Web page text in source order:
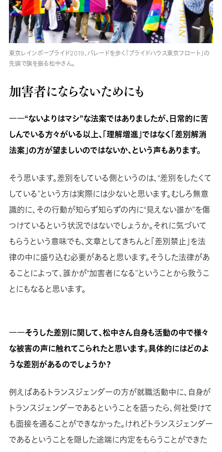
東京レインボープライド2019、パレードを歩く「プライドハウス東京フロート」の
先頭で旗を振る松中さん。
加害者にならないためにも
――“ないよりはマシ”な法案ではありましたが、日常的に苦
しんでいる方々がいる以上、「理解増進」ではなく「差別解消
法案」の方が望ましいのではないか、という声もあります。
そう思います。差別をしている側というのは、“差別をしたくて
している”という方は実際には少ないと思います。むしろ無意
識的に、その行動が知らず知らずの内に“見えない誰か”を傷
つけているという状況ではないでしょうか。それに気づいて
もらうという意味でも、文章としてきちんと「差別禁止」を法
律の中に盛り込む必要があると思います。そうした法律があ
ることによって、誰かが“加害者になる”ということから救うこ
とにもなると思います。
――そうした差別に関して、松中さん自身も活動の中で様々
な被害の声に触れてこられたと思います。具体的にはどのよ
うな差別があるのでしょうか？
例えばあるトランスジェンダーの方が就職活動中に、自身が
トランスジェンダーであるということを語ったら、何社受けて
も面接を通ることができなかった。けれどトランスジェンダー
であるということを隠した途端に内定をもらうことができた